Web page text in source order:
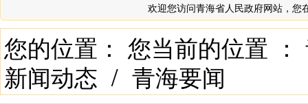
欢迎您访问青海省人民政府网站，您
您的位置： 您当前的位置 ：
新闻动态 / 青海要闻